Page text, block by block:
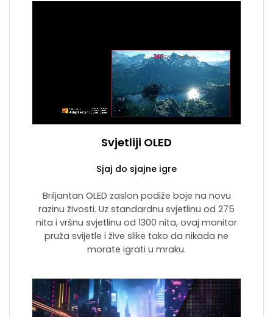
Svjetliji OLED
Sjaj do sjajne igre
Briljantan OLED zaslon podiže boje na novu
razinu živosti. Uz standardnu ​​svjetlinu od 275
nita i vršnu svjetlinu od 1300 nita, ovaj monitor
pruža svijetle i žive slike tako da nikada ne
morate igrati u mraku.